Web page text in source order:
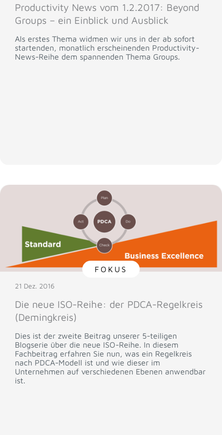
Productivity News vom 1.2.2017: Beyond
Groups – ein Einblick und Ausblick
Als erstes Thema widmen wir uns in der ab sofort
startenden, monatlich erscheinenden Productivity-
News-Reihe dem spannenden Thema Groups.
FOKUS
21 Dez. 2016
Die neue ISO-Reihe: der PDCA-Regelkreis
(Demingkreis)
Dies ist der zweite Beitrag unserer 5-teiligen
Blogserie über die neue ISO-Reihe. In diesem
Fachbeitrag erfahren Sie nun, was ein Regelkreis
nach PDCA-Modell ist und wie dieser im
Unternehmen auf verschiedenen Ebenen anwendbar
ist.